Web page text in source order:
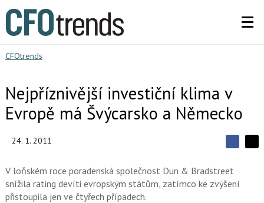
CFOtrends
Nejpříznivější investiční klima v
Evropě má Švýcarsko a Německo
24. 1. 2011
S
í
l
S
l
e
V loňském roce poradenská společnost Dun & Bradstreet
snížila rating devíti evropským státům, zatímco ke zvýšení
přistoupila jen ve čtyřech případech.